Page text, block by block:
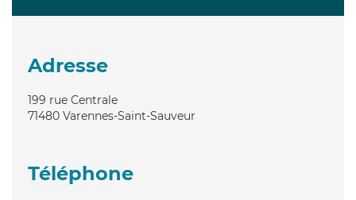
Adresse
199 rue Centrale
71480 Varennes-Saint-Sauveur
Téléphone